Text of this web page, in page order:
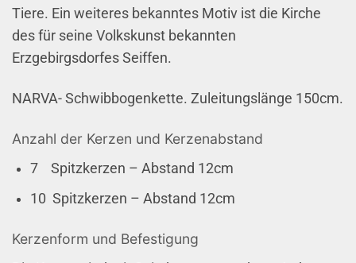
Tiere. Ein weiteres bekanntes Motiv ist die Kirche
des für seine Volkskunst bekannten
Erzgebirgsdorfes Seiffen.
NARVA- Schwibbogenkette. Zuleitungslänge 150cm.
Anzahl der Kerzen und Kerzenabstand
7 Spitzkerzen – Abstand 12cm
10 Spitzkerzen – Abstand 12cm
Kerzenform und Befestigung